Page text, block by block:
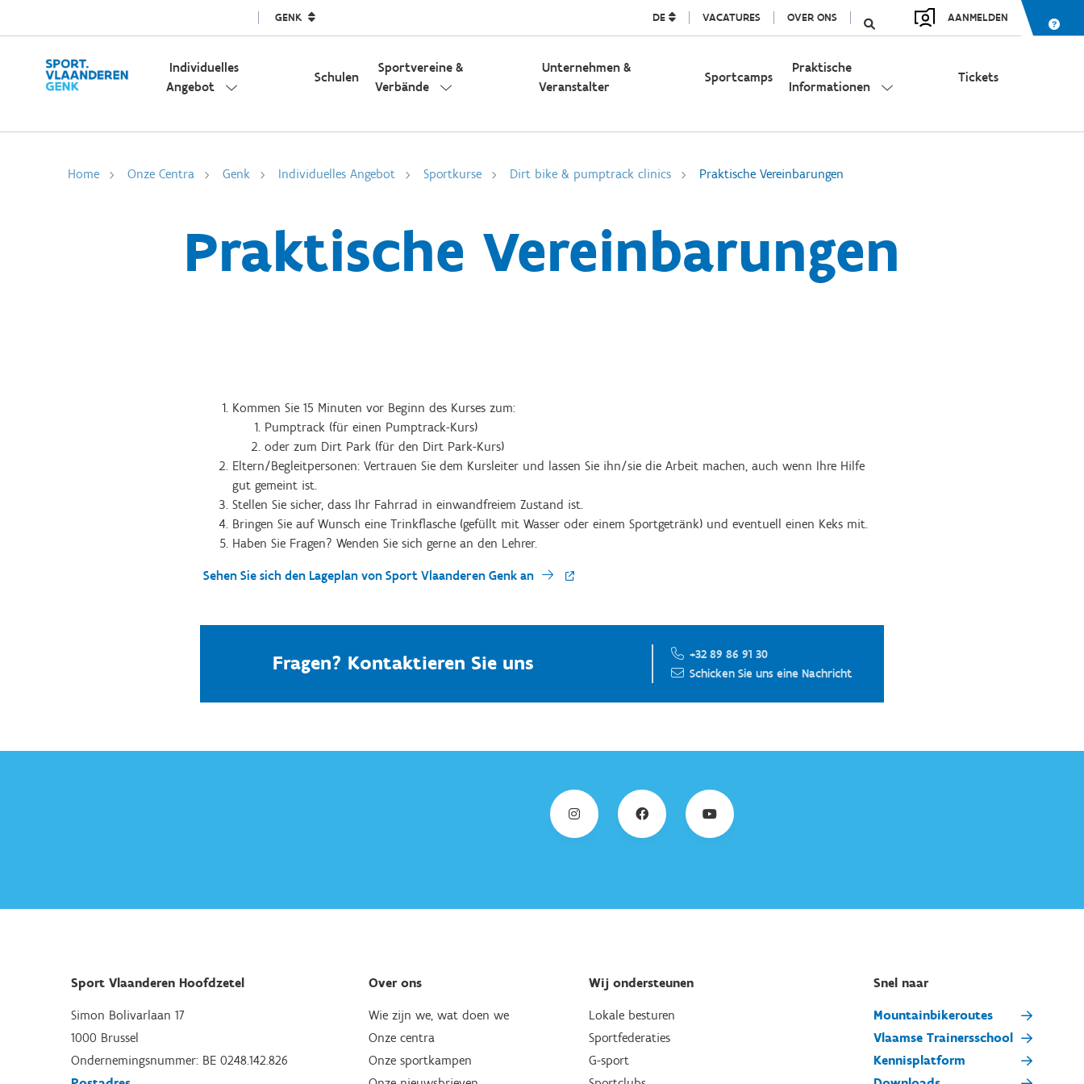
GENK DE VACATURES OVER ONS AANMELDEN
Individuelles
Angebot
Schulen
Sportvereine &
Verbände
Unternehmen &
Veranstalter
Sportcamps
Praktische
Informationen
Tickets
Home Onze Centra Genk Individuelles Angebot Sportkurse Dirt bike & pumptrack clinics Praktische Vereinbarungen
Praktische Vereinbarungen
Kommen Sie 15 Minuten vor Beginn des Kurses zum:
Pumptrack (für einen Pumptrack-Kurs)
oder zum Dirt Park (für den Dirt Park-Kurs)
Eltern/Begleitpersonen: Vertrauen Sie dem Kursleiter und lassen Sie ihn/sie die Arbeit machen, auch wenn Ihre Hilfe
gut gemeint ist.
Stellen Sie sicher, dass Ihr Fahrrad in einwandfreiem Zustand ist.
Bringen Sie auf Wunsch eine Trinkflasche (gefüllt mit Wasser oder einem Sportgetränk) und eventuell einen Keks mit.
Haben Sie Fragen? Wenden Sie sich gerne an den Lehrer.
Sehen Sie sich den Lageplan von Sport Vlaanderen Genk an
Fragen? Kontaktieren Sie uns
+32 89 86 91 30
Schicken Sie uns eine Nachricht
Sport Vlaanderen Hoofdzetel
Simon Bolivarlaan 17
1000 Brussel
Ondernemingsnummer: BE 0248.142.826
Over ons
Wie zijn we, wat doen we
Onze centra
Onze sportkampen
Wij ondersteunen
Lokale besturen
Sportfederaties
G-sport
Snel naar
Mountainbikeroutes
Vlaamse Trainersschool
Kennisplatform